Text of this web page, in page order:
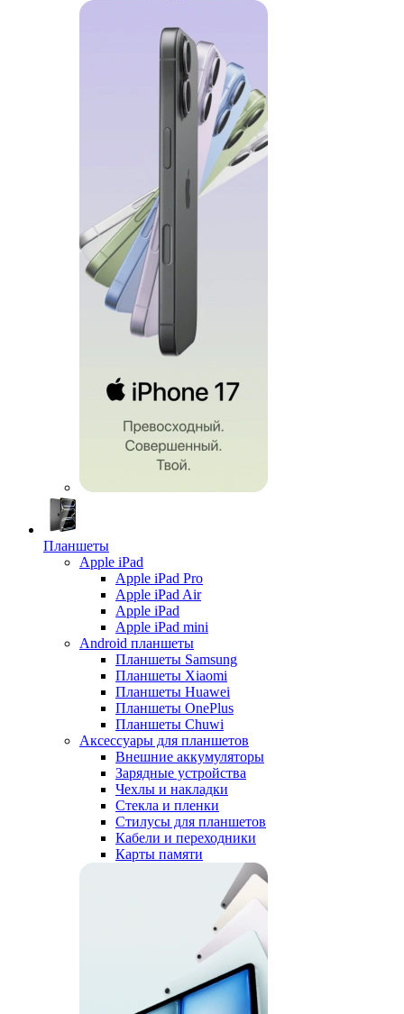
Планшеты
Apple iPad
Apple iPad Pro
Apple iPad Air
Apple iPad
Apple iPad mini
Android планшеты
Планшеты Samsung
Планшеты Xiaomi
Планшеты Huawei
Планшеты OnePlus
Планшеты Chuwi
Аксессуары для планшетов
Внешние аккумуляторы
Зарядные устройства
Чехлы и накладки
Стекла и пленки
Стилусы для планшетов
Кабели и переходники
Карты памяти